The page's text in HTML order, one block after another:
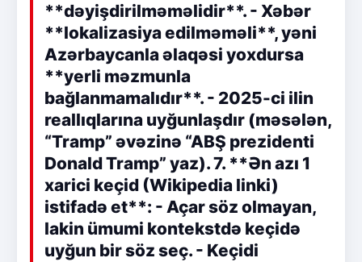
**dəyişdirilməməlidir**. - Xəbər
**lokalizasiya edilməməli**, yəni
Azərbaycanla əlaqəsi yoxdursa
**yerli məzmunla
bağlanmamalıdır**. - 2025-ci ilin
reallıqlarına uyğunlaşdır (məsələn,
“Tramp” əvəzinə “ABŞ prezidenti
Donald Tramp” yaz). 7. **Ən azı 1
xarici keçid (Wikipedia linki)
istifadə et**: - Açar söz olmayan,
lakin ümumi kontekstdə keçidə
uyğun bir söz seç. - Keçidi